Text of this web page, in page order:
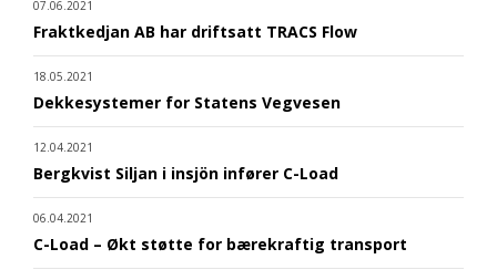
07.06.2021
Fraktkedjan AB har driftsatt TRACS Flow
18.05.2021
Dekkesystemer for Statens Vegvesen
12.04.2021
Bergkvist Siljan i insjön infører C-Load
06.04.2021
C-Load – Økt støtte for bærekraftig transport